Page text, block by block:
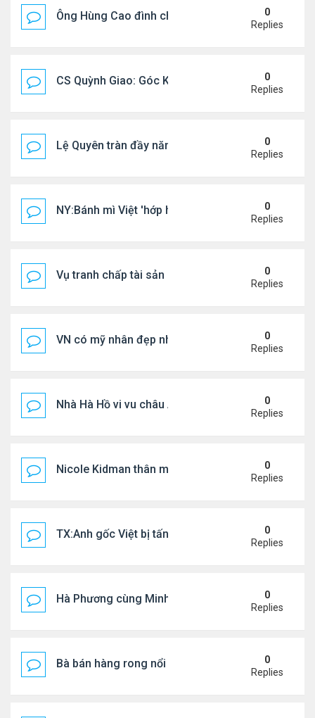
Ông Hùng Cao đình chỉ công tác quan chức 'nói
0
Replies
CS Quỳnh Giao: Góc Khuất Của Căn Bệnh Đoạt
0
Replies
Lệ Quyên tràn đầy năng lượng tại Mỹ
0
Replies
NY:Bánh mì Việt 'hớp hồn' thực khách Mỹ
0
Replies
Vụ tranh chấp tài sản của dv Đức Tiến
0
Replies
VN có mỹ nhân đẹp như búp bê bỏ showbiz lấy
0
Replies
Nhà Hà Hồ vi vu châu Âu
0
Replies
Nicole Kidman thân mật bên bf doanh nhân
0
Replies
TX:Anh gốc Việt bị tấn công dã man, khó qua khỏi
0
Replies
Hà Phương cùng Minh Tuyết đi sự kiện
0
Replies
Bà bán hàng rong nổi tiếng bị tịch thu quang gánh
0
Replies